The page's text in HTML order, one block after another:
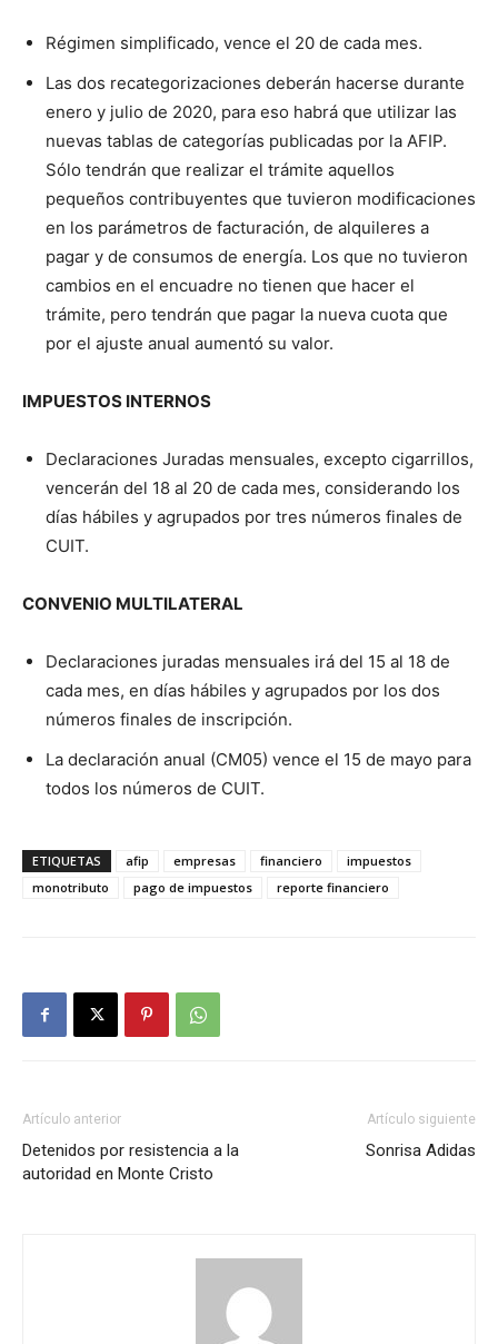
Régimen simplificado, vence el 20 de cada mes.
Las dos recategorizaciones deberán hacerse durante
enero y julio de 2020, para eso habrá que utilizar las
nuevas tablas de categorías publicadas por la AFIP.
Sólo tendrán que realizar el trámite aquellos
pequeños contribuyentes que tuvieron modificaciones
en los parámetros de facturación, de alquileres a
pagar y de consumos de energía. Los que no tuvieron
cambios en el encuadre no tienen que hacer el
trámite, pero tendrán que pagar la nueva cuota que
por el ajuste anual aumentó su valor.
IMPUESTOS INTERNOS
Declaraciones Juradas mensuales, excepto cigarrillos,
vencerán del 18 al 20 de cada mes, considerando los
días hábiles y agrupados por tres números finales de
CUIT.
CONVENIO MULTILATERAL
Declaraciones juradas mensuales irá del 15 al 18 de
cada mes, en días hábiles y agrupados por los dos
números finales de inscripción.
La declaración anual (CM05) vence el 15 de mayo para
todos los números de CUIT.
ETIQUETAS afip empresas financiero
impuestos
monotributo
pago de impuestos reporte financiero
Artículo anterior
Detenidos por resistencia a la
autoridad en Monte Cristo
Artículo siguiente
Sonrisa Adidas